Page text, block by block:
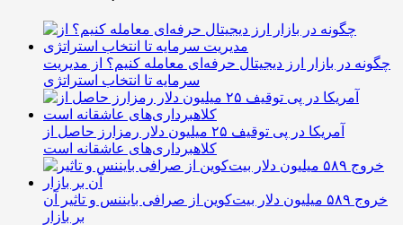
چگونه در بازار ارز دیجیتال حرفه‌ای معامله کنیم؟ از مدیریت
سرمایه تا انتخاب استراتژی
آمریکا در پی توقیف ۲۵ میلیون دلار رمزارز حاصل از
کلاهبرداری‌های عاشقانه است
خروج ۵۸۹ میلیون دلار بیت‌کوین از صرافی بایننس و تاثیر آن
بر بازار